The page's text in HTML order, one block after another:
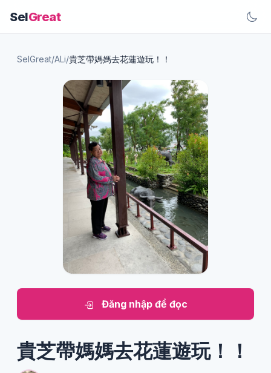
SelGreat
SelGreat/ALi/貴芝帶媽媽去花蓮遊玩！！
Đăng nhập để đọc
貴芝帶媽媽去花蓮遊玩！！